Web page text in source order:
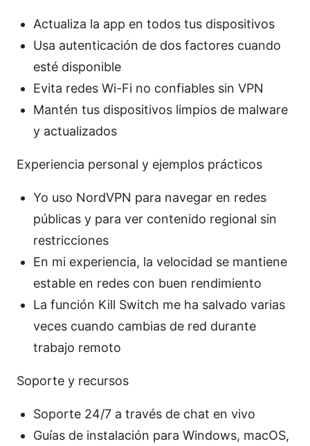
Actualiza la app en todos tus dispositivos
Usa autenticación de dos factores cuando
esté disponible
Evita redes Wi-Fi no confiables sin VPN
Mantén tus dispositivos limpios de malware
y actualizados
Experiencia personal y ejemplos prácticos
Yo uso NordVPN para navegar en redes
públicas y para ver contenido regional sin
restricciones
En mi experiencia, la velocidad se mantiene
estable en redes con buen rendimiento
La función Kill Switch me ha salvado varias
veces cuando cambias de red durante
trabajo remoto
Soporte y recursos
Soporte 24/7 a través de chat en vivo
Guías de instalación para Windows, macOS,